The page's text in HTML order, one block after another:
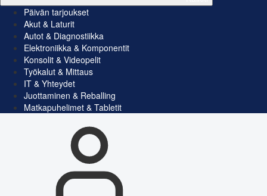
Päivän tarjoukset
Akut & Laturit
Autot & Diagnostiikka
Elektroniikka & Komponentit
Konsolit & Videopelit
Työkalut & Mittaus
IT & Yhteydet
Juottaminen & Reballing
Matkapuhelimet & Tabletit